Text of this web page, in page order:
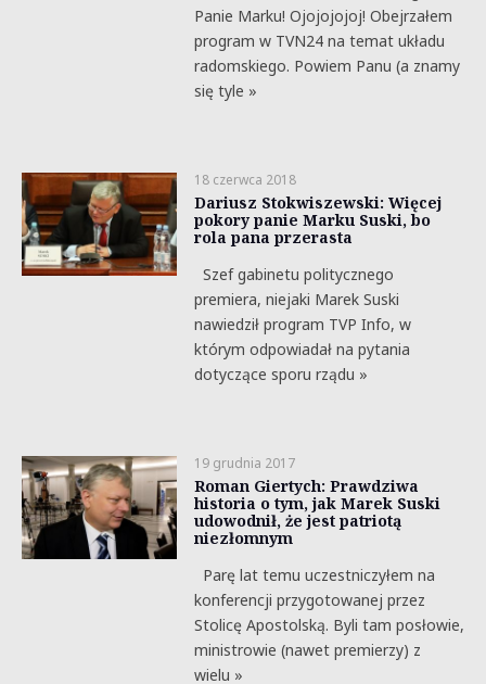
Panie Marku! Ojojojojoj! Obejrzałem
program w TVN24 na temat układu
radomskiego. Powiem Panu (a znamy
się tyle »
18 czerwca 2018
Dariusz Stokwiszewski: Więcej
pokory panie Marku Suski, bo
rola pana przerasta
Szef gabinetu politycznego
premiera, niejaki Marek Suski
nawiedził program TVP Info, w
którym odpowiadał na pytania
dotyczące sporu rządu »
19 grudnia 2017
Roman Giertych: Prawdziwa
historia o tym, jak Marek Suski
udowodnił, że jest patriotą
niezłomnym
Parę lat temu uczestniczyłem na
konferencji przygotowanej przez
Stolicę Apostolską. Byli tam posłowie,
ministrowie (nawet premierzy) z
wielu »